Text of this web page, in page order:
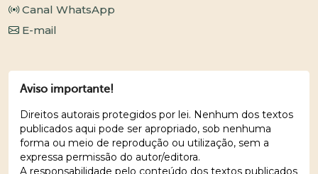
Canal WhatsApp
E-mail
Aviso importante!
Direitos autorais protegidos por lei. Nenhum dos textos
publicados aqui pode ser apropriado, sob nenhuma
forma ou meio de reprodução ou utilização, sem a
expressa permissão do autor/editora.
A responsabilidade pelo conteúdo dos textos publicados